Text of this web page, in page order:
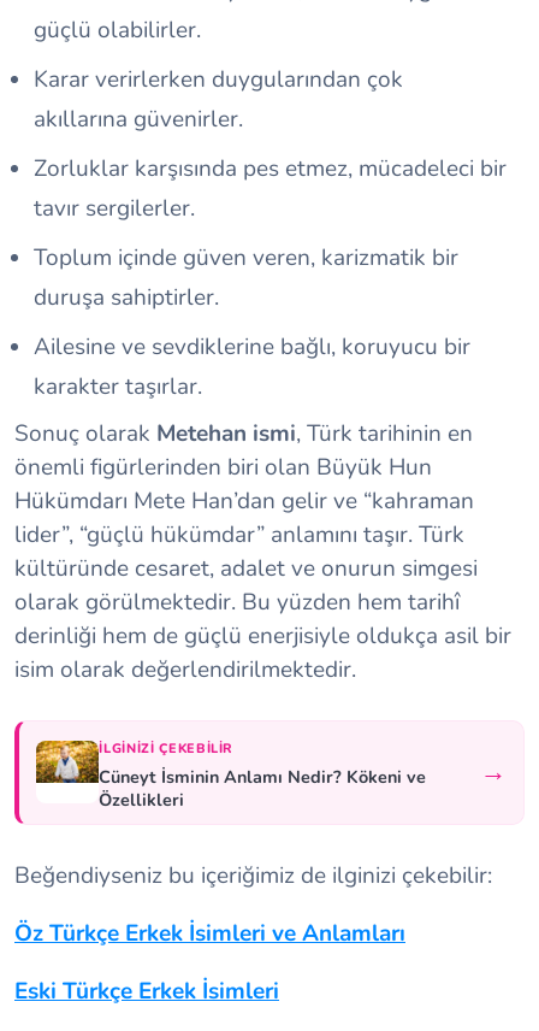
güçlü olabilirler.
Karar verirlerken duygularından çok
akıllarına güvenirler.
Zorluklar karşısında pes etmez, mücadeleci bir
tavır sergilerler.
Toplum içinde güven veren, karizmatik bir
duruşa sahiptirler.
Ailesine ve sevdiklerine bağlı, koruyucu bir
karakter taşırlar.
Sonuç olarak Metehan ismi, Türk tarihinin en
önemli figürlerinden biri olan Büyük Hun
Hükümdarı Mete Han’dan gelir ve “kahraman
lider”, “güçlü hükümdar” anlamını taşır. Türk
kültüründe cesaret, adalet ve onurun simgesi
olarak görülmektedir. Bu yüzden hem tarihî
derinliği hem de güçlü enerjisiyle oldukça asil bir
isim olarak değerlendirilmektedir.
İLGINIZI ÇEKEBILIR
Cüneyt İsminin Anlamı Nedir? Kökeni ve
Özellikleri
→
Beğendiyseniz bu içeriğimiz de ilginizi çekebilir:
Öz Türkçe Erkek İsimleri ve Anlamları
Eski Türkçe Erkek İsimleri